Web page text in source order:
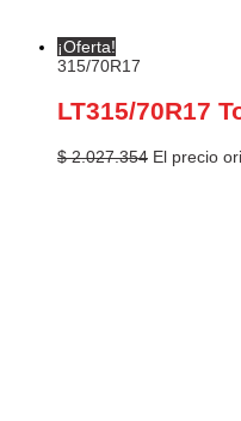
¡Oferta!
315/70R17
LT315/70R17
$2.027.354 El precio